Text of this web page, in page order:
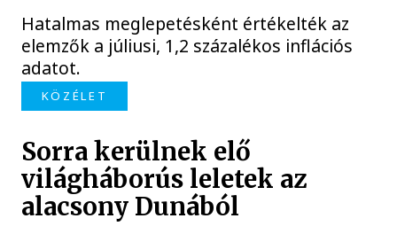
Hatalmas meglepetésként értékelték az
elemzők a júliusi, 1,2 százalékos inflációs
adatot.
KÖZÉLET
Sorra kerülnek elő
világháborús leletek az
alacsony Dunából